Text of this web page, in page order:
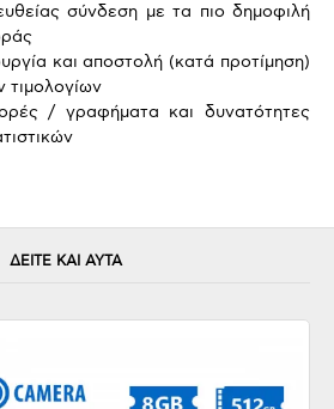
σύνδεση με τα πιο δημοφιλή
και αποστολή (κατά προτίμηση)
τιμολογίων
/ γραφήματα και δυνατότητες
ΔΕΙΤΕ ΚΑΙ ΑΥΤΑ